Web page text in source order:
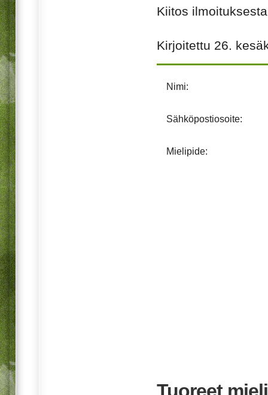
Kiitos
Kirjoitettu 26.
Nimi:
Sähköpostiosoite:
Mielipide: